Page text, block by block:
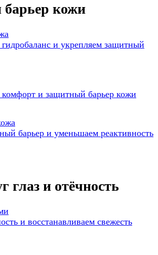
барьер кожи
и укрепляем защитный
комфорт и защитный барьер кожи
барьер и уменьшаем реактивность
глаз и отёчность
и восстанавливаем свежесть